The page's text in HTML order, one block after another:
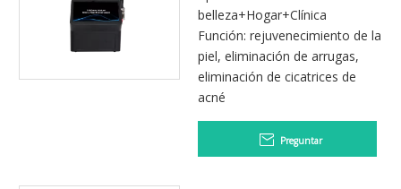
rejuvenecimiento de la piel
belleza+Hogar+Clínica
Función: rejuvenecimiento de la
piel, eliminación de arrugas,
eliminación de cicatrices de
acné
Preguntar